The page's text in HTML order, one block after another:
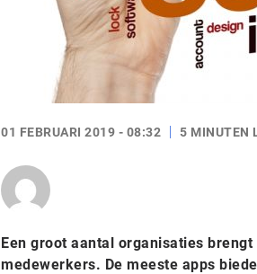
01 FEBRUARI 2019 - 08:32 5 MINUTEN
Een groot aantal organisaties
medewerkers. De meeste apps